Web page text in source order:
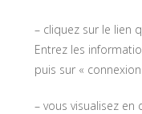
– cliquez sur le lien
Entrez les
puis sur « connexion
– vous visualisez